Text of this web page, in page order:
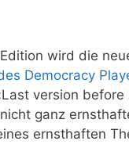
wird die
Democracy
version before
ganz
ernsthaften